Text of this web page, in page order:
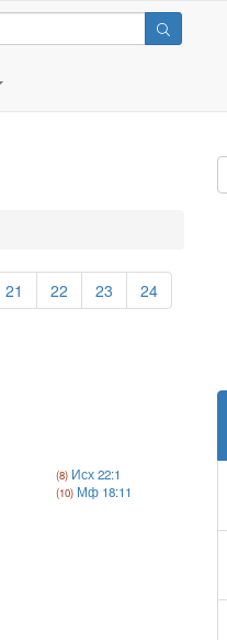
21 22 23 24
Исх 22:1
Мф 18:11